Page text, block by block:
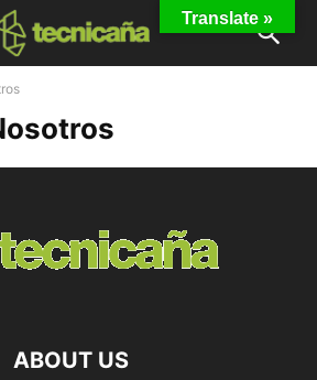
ABOUT US
Translate »